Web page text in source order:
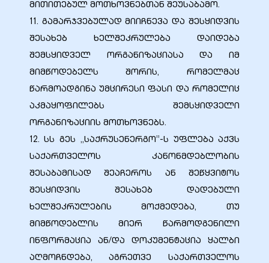
მითითებულ მოთხოვნებთან შეუსაბამო.
11. გამარჯვებულად მიიჩნევა და შესყიდვის
შესახებ ხელშეკრულება დაიდება
შემსყიდველ ორგანიზაციასა და იმ
მიმწოდებელს შორის, რომელმაც
წარმოადგინა უმცირესი ფასი და რომელიც
აკმაყოფილებს შემსყიდველი
ორგანიზაციის მოთხოვნებს.
12. სს გეს ,,საქრუსენერგო’’-ს უფლება აქვს
საქართველოს კანონმდებლობის
შესაბამისად შეაჩეროს ან შეწყვიტოს
შესყიდვის შესახებ დადებული
ხელშეკრულების მოქმედება, თუ
მიმწოდებლის მიერ წარმოდგენილი
ინფორმაცია ან/და დოკუმენტაცია ყალბი
აღმოჩნდება, აგრეთვე საქართველოს